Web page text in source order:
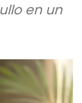
en un